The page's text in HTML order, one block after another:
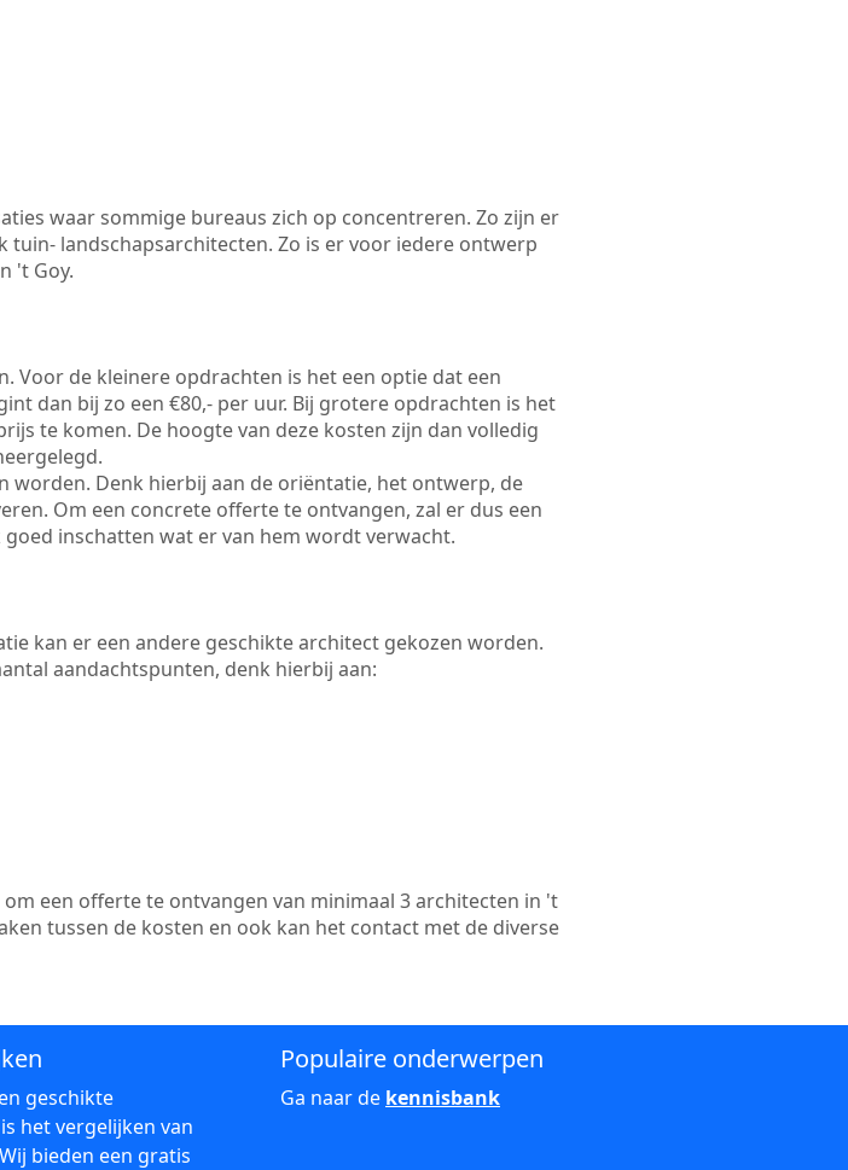
waar sommige bureaus zich op concentreren. Zo zijn er
landschapsarchitecten. Zo is er voor iedere ontwerp
't Goy.
Voor de kleinere opdrachten is het een optie dat een
dan bij zo een €80,- per uur. Bij grotere opdrachten is het
te komen. De hoogte van deze kosten zijn dan volledig
Denk hierbij aan de oriëntatie, het ontwerp, de
Om een concrete offerte te ontvangen, zal er dus een
inschatten wat er van hem wordt verwacht.
kan er een andere geschikte architect gekozen worden.
aandachtspunten, denk hierbij aan:
een offerte te ontvangen van minimaal 3 architecten in 't
tussen de kosten en ook kan het contact met de diverse
geschikte
het vergelijken van
bieden een gratis
Populaire onderwerpen
Ga naar de kennisbank